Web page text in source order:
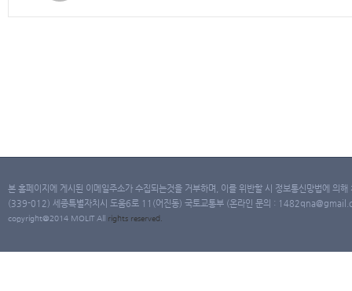
본 홈페이지에 게시된 이메일주소가 수집되는것을 거부하며, 이를 위반할 시 정보통신망법에 의
(339-012) 세종특별자치시 도움6로 11(어진동) 국토교통부 (온라인 문의 :
copyright@2014 MOLIT All rights reserved.